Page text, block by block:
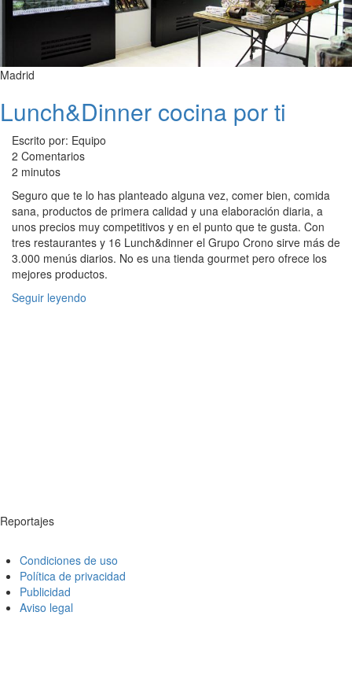
Madrid
Lunch&Dinner cocina por ti
Escrito por: Equipo
2 Comentarios
2 minutos
Seguro que te lo has planteado alguna vez, comer bien, comida
sana, productos de primera calidad y una elaboración diaria, a
unos precios muy competitivos y en el punto que te gusta. Con
tres restaurantes y 16 Lunch&dinner el Grupo Crono sirve más de
3.000 menús diarios. No es una tienda gourmet pero ofrece los
mejores productos.
Seguir leyendo
Reportajes
Condiciones de uso
Política de privacidad
Publicidad
Aviso legal